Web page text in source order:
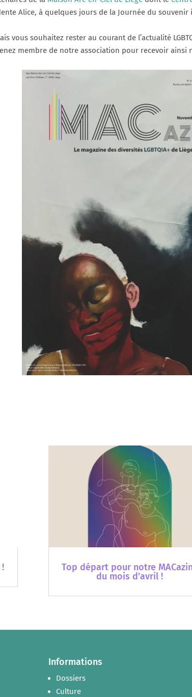
Alice, à quelques jours de la Journée du
vous souhaitez rester au courant de l’actualité
membre de notre association pour recevoir
Top départ pour notre
du mois d’avril !
Informations
Dossiers
Culture